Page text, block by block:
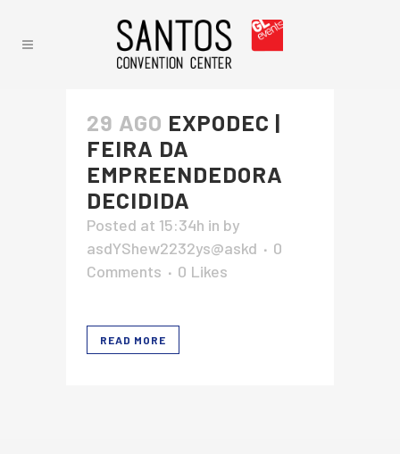
29 AGO EXPODEC |
FEIRA DA
EMPREENDEDORA
DECIDIDA
Posted at 15:34h in by
asdYShew2232ys@askd
0
Comments
0 Likes
READ MORE